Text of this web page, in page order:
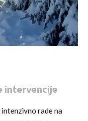
intervencije
rade na